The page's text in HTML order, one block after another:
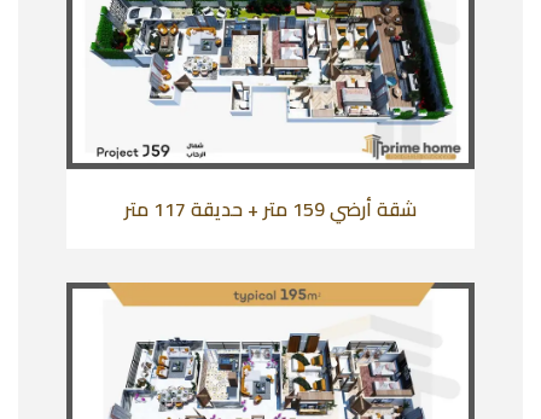
شقة أرضي 159 متر + حديقة 117 متر